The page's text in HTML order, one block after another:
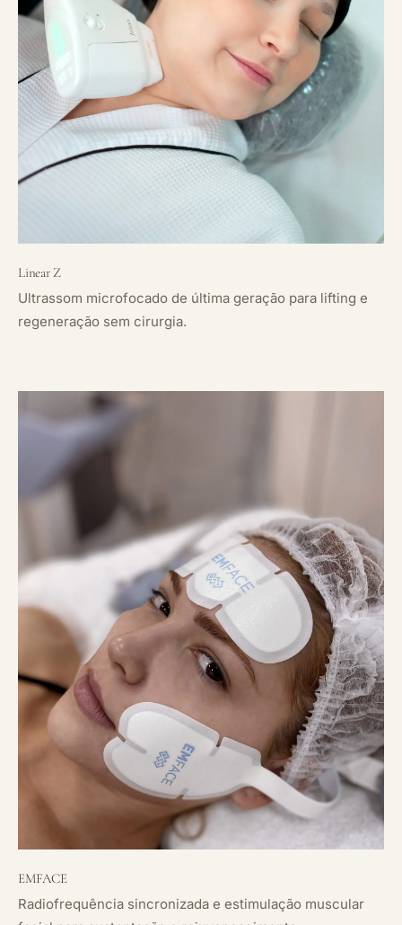
Linear Z
Ultrassom microfocado de última geração para lifting e
regeneração sem cirurgia.
EMFACE
Radiofrequência sincronizada e estimulação muscular